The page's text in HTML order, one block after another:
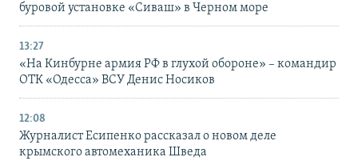
буровой установке «Сиваш» в Черном море
13:27
«На Кинбурне армия РФ в глухой обороне» – командир
ОТК «Одесса» ВСУ Денис Носиков
12:08
Журналист Есипенко рассказал о новом деле
крымского автомеханика Шведа